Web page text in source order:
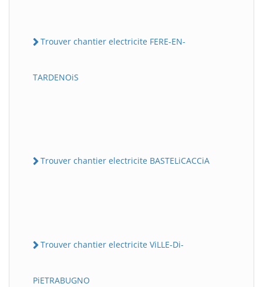
Trouver chantier electricite FERE-EN-
TARDENOiS
Trouver chantier electricite BASTELiCACCiA
Trouver chantier electricite ViLLE-Di-
PiETRABUGNO